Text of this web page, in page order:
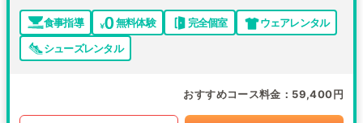
食事指導 無料体験 完全個室
ウェアレンタル
シューズレンタル
おすすめコース料金 59,400円